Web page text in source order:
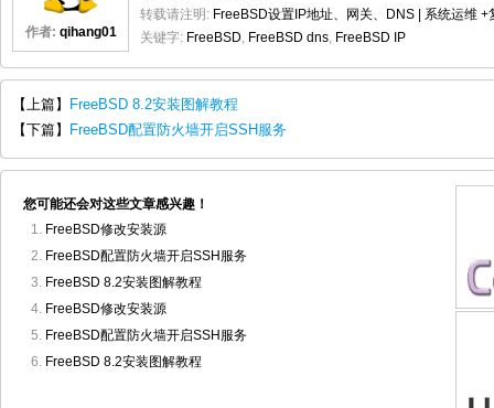
作者: qihang01
转载请注明: FreeBSD设置IP地址、网关、DNS | 系统运维 +
关键字: FreeBSD, FreeBSD dns, FreeBSD IP
【上篇】
FreeBSD 8.2安装图解教程
【下篇】
FreeBSD配置防火墙开启SSH服务
您可能还会对这些文章感兴趣！
FreeBSD修改安装源
FreeBSD配置防火墙开启SSH服务
FreeBSD 8.2安装图解教程
FreeBSD修改安装源
FreeBSD配置防火墙开启SSH服务
FreeBSD 8.2安装图解教程